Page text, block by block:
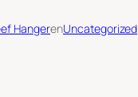
HangerenUncategorized